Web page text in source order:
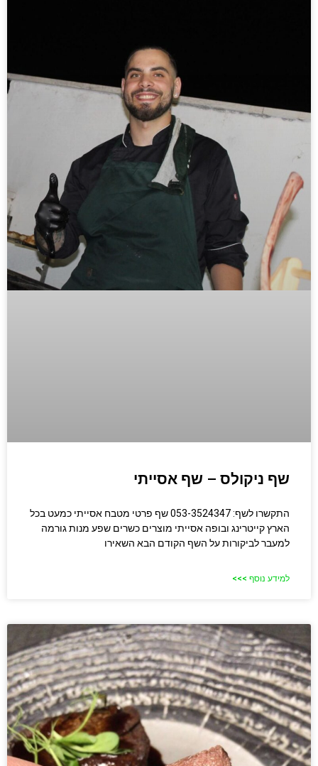
שף ניקולס – שף אסייתי
התקשרו לשף: 053-3524347 שף פרטי מטבח אסייתי כמעט בכל
הארץ קייטרינג ובופה אסייתי מוצרים כשרים שפע מנות גורמה
למעבר לביקורות על השף הקודם הבא השאירו
למידע נוסף >>>